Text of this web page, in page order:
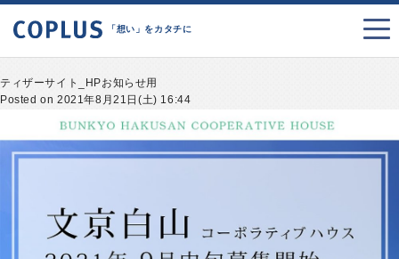
「想い」をカタチに
ティザーサイト_HPお知らせ用
Posted on 2021年8月21日(土) 16:44